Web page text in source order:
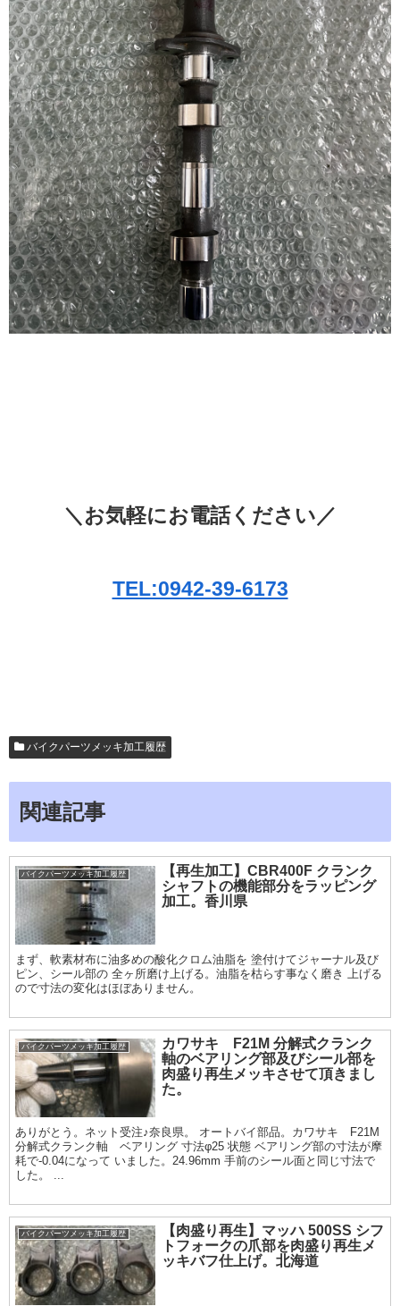
＼お気軽にお電話ください／
TEL:0942-39-6173
バイクパーツメッキ加工履歴
関連記事
バイクパーツメッキ加工履歴
【再生加工】CBR400F クランク
シャフトの機能部分をラッピング
加工。香川県
まず、軟素材布に油多めの酸化クロム油脂を 塗付けてジャーナル及び
ピン、シール部の 全ヶ所磨け上げる。油脂を枯らす事なく磨き 上げる
ので寸法の変化はほぼありません。
バイクパーツメッキ加工履歴
カワサキ F21M 分解式クランク
軸のベアリング部及びシール部を
肉盛り再生メッキさせて頂きまし
た。
ありがとう。ネット受注♪奈良県。 オートバイ部品。カワサキ F21M
分解式クランク軸 ベアリング 寸法φ25 状態 ベアリング部の寸法が摩
耗で-0.04になって いました。24.96mm 手前のシール面と同じ寸法で
した。 ...
バイクパーツメッキ加工履歴
【肉盛り再生】マッハ 500SS シフ
トフォークの爪部を肉盛り再生メ
ッキバフ仕上げ。北海道